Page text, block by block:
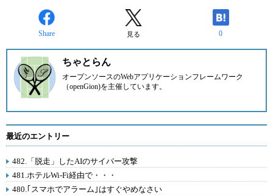
Share 見る 0
ちゃとらん
オープンソースのWebアプリケーションフレームワーク
（openGion)を主催しています。
最近のエントリー
482.「脱走」したAIのサイバー攻撃
481.ホテルWi-Fi経由で・・・
480.｢スマホでアラーム｣はすぐやめなさい